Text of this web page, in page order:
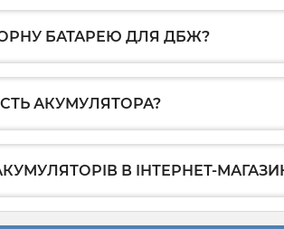
БАТАРЕЮ ДЛЯ ДБЖ?
АКУМУЛЯТОРА?
В ІНТЕРНЕТ-